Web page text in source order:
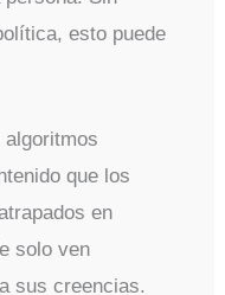
esto puede
algoritmos
que los
en
solo ven
sus creencias.